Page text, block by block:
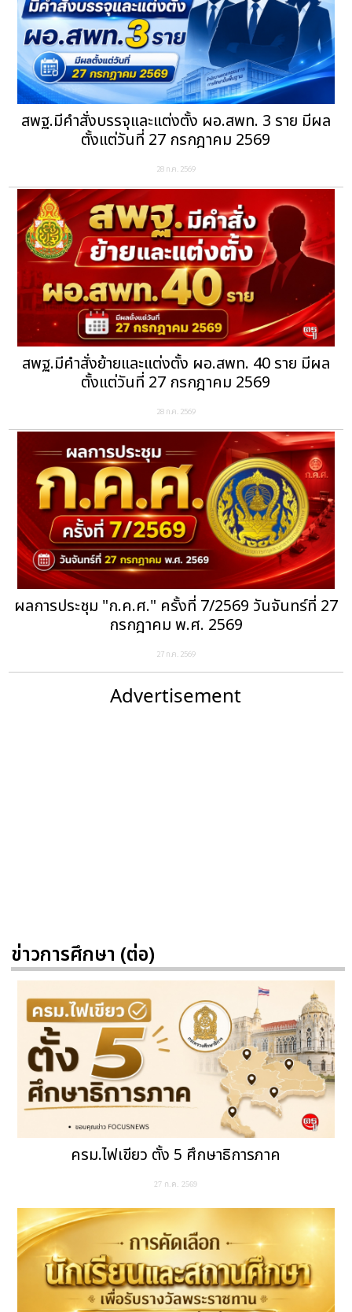
สพฐ.มีคำสั่งบรรจุและแต่งตั้ง ผอ.สพท. 3 ราย มีผล
ตั้งแต่วันที่ 27 กรกฎาคม 2569
28 ก.ค. 2569
สพฐ.มีคำสั่งย้ายและแต่งตั้ง ผอ.สพท. 40 ราย มีผล
ตั้งแต่วันที่ 27 กรกฎาคม 2569
28 ก.ค. 2569
ผลการประชุม "ก.ค.ศ." ครั้งที่ 7/2569 วันจันทร์ที่ 27
กรกฎาคม พ.ศ. 2569
27 ก.ค. 2569
Advertisement
ข่าวการศึกษา (ต่อ)
ครม.ไฟเขียว ตั้ง 5 ศึกษาธิการภาค
27 ก.ค. 2569